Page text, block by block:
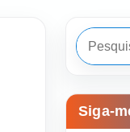
Pesquisar
Siga-